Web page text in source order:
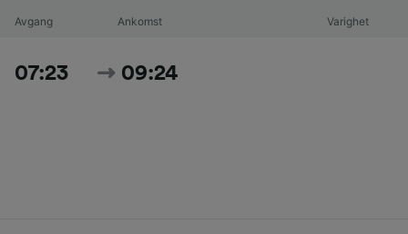
Avgang Ankomst Varighet
07:23 09:24